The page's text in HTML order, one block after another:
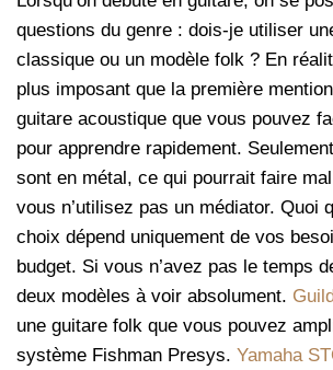
questions du genre : dois-je utiliser
classique ou un modèle folk ? En
plus imposant que la première
guitare acoustique que vous pouvez
pour apprendre rapidement.
sont en métal, ce qui pourrait faire
vous n’utilisez pas un médiator. Quoi
choix dépend uniquement de vos
budget. Si vous n’avez pas le temps
deux modèles à voir absolument.
une guitare folk que vous pouvez
système Fishman Presys. Yamaha